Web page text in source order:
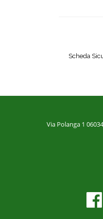
Scheda
Via Polanga 1